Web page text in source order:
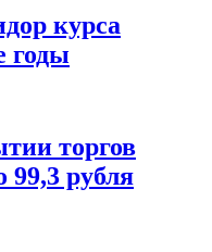
курса
годы
торгов
рубля